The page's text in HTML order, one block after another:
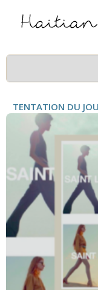
TENTATION DU